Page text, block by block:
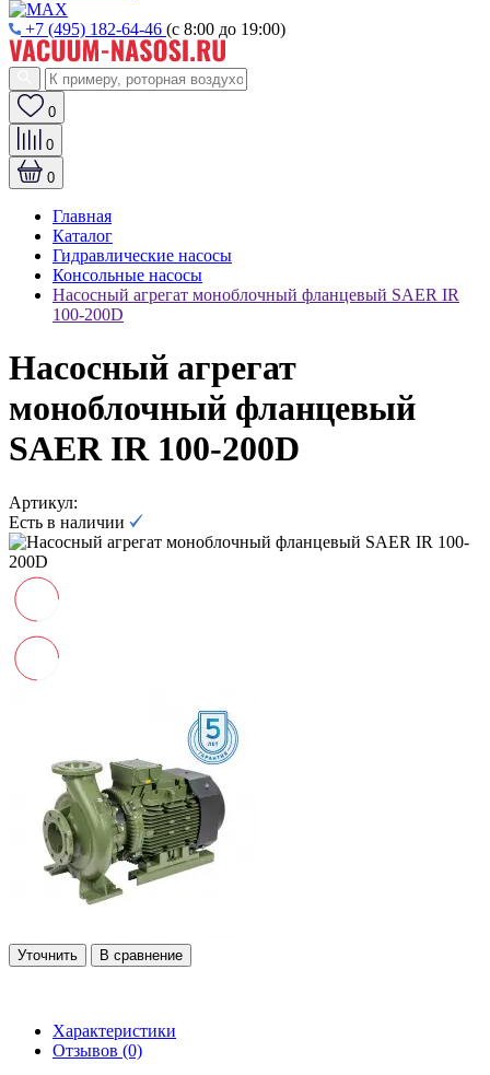
+7 (495) 182-64-46 (с 8:00 до 19:00)
0
0
0
Главная
Каталог
Гидравлические насосы
Консольные насосы
Насосный агрегат моноблочный фланцевый SAER IR
100-200D
Насосный агрегат
моноблочный фланцевый
SAER IR 100-200D
Артикул:
Есть в наличии
Уточнить В сравнение
Характеристики
Отзывов (0)